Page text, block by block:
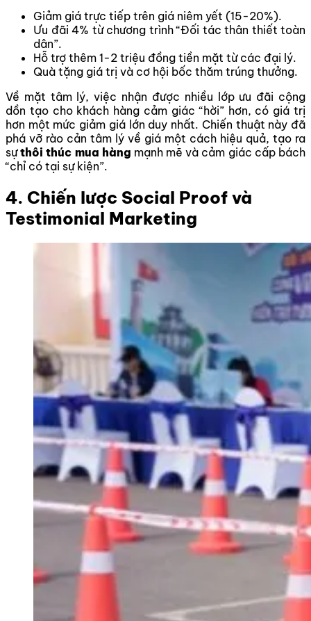
Giảm giá trực tiếp trên giá niêm yết (15-20%).
Ưu đãi 4% từ chương trình “Đối tác thân thiết toàn
dân”.
Hỗ trợ thêm 1-2 triệu đồng tiền mặt từ các đại lý.
Quà tặng giá trị và cơ hội bốc thăm trúng thưởng.
Về mặt tâm lý, việc nhận được nhiều lớp ưu đãi cộng
dồn tạo cho khách hàng cảm giác “hời” hơn, có giá trị
hơn một mức giảm giá lớn duy nhất. Chiến thuật này đã
phá vỡ rào cản tâm lý về giá một cách hiệu quả, tạo ra
sựthôi thúc mua hàng mạnh mẽ và cảm giác cấp bách
“chỉ có tại sự kiện”.
4. Chiến lược Social Proof và
Testimonial Marketing